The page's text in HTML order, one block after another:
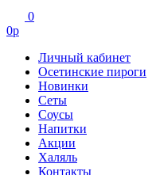
0
0р
Личный кабинет
Осетинские пироги
Новинки
Сеты
Соусы
Напитки
Акции
Халяль
Контакты